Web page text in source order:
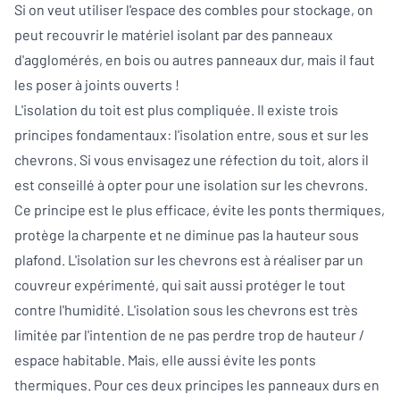
Si on veut utiliser l'espace des combles pour stockage, on
peut recouvrir le matériel isolant par des panneaux
d'agglomérés, en bois ou autres panneaux dur, mais il faut
les poser à joints ouverts !
L'isolation du toit est plus compliquée. Il existe trois
principes fondamentaux: l'isolation entre, sous et sur les
chevrons. Si vous envisagez une réfection du toit, alors il
est conseillé à opter pour une isolation sur les chevrons.
Ce principe est le plus efficace, évite les ponts thermiques,
protège la charpente et ne diminue pas la hauteur sous
plafond. L'isolation sur les chevrons est à réaliser par un
couvreur expérimenté, qui sait aussi protéger le tout
contre l'humidité. L'isolation sous les chevrons est très
limitée par l'intention de ne pas perdre trop de hauteur /
espace habitable. Mais, elle aussi évite les ponts
thermiques. Pour ces deux principes les panneaux durs en